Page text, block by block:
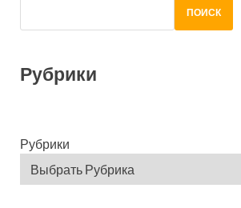
ПОИСК
Рубрики
Рубрики